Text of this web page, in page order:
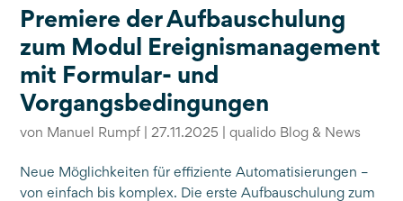
Premiere der Aufbauschulung
zum Modul Ereignismanagement
mit Formular- und
Vorgangsbedingungen
von Manuel Rumpf |27.11.2025 |qualido Blog & News
Neue Möglichkeiten für effiziente Automatisierungen –
von einfach bis komplex. Die erste Aufbauschulung zum